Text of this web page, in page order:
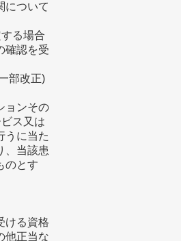
について
る場合
確認を受
部改正)
ョンその
ス又は
うに当た
、当該患
のとす
ける資格
他正当な